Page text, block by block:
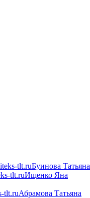
tlt.ruБуинова Татьяна
tlt.ruИщенко Яна
tlt.ruАбрамова Татьяна